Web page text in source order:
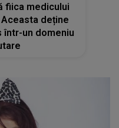
fiica medicului
deține
într-un domeniu